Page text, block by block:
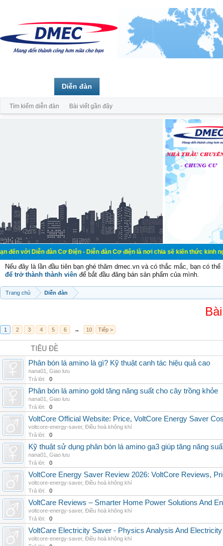
đàn Cơ Điện - Diễn đàn Cơ điện là nơi chia sẽ kiến thức kinh nghiệm
Nếu đây là lần đầu tiên bạn ghé thăm dmec.vn và có thắc mắc, bạn có
để trở thành thành viên để bắt đầu đăng bán sản phẩm của mình.
Trang chủ Diễn đàn
1 2 3 4 5 6 → 10 Tiếp >
TIÊU ĐỀ
Phân bón lá amino là gì? Kỹ thuật canh tác hiệu quả cao
nana01
Giao lưu
Trả lời:
0
Phân bón lá amino gold tăng năng suất cho cây trồng khỏe
nana01
Giao lưu
Trả lời:
0
VoltCore Official Website: Price, VoltCore Energy Saver
voltcore-energy-saver, Điều hoà không khí
Trả lời:
0
Kỹ thuật sử dụng phân bón lá amino ga3 giúp tăng năng
nana01
Giao lưu
Trả lời:
0
VoltCore Energy Saver Review 2026: VoltCore Reviews,
voltcore-energy-saver, Điều hoà không khí
Trả lời:
0
VoltCare Reviews – Smarter Home Power Solutions And
voltcore-energy-saver, Điều hoà không khí
Trả lời:
0
VoltCare Electricity Saver - Physics Analysis And
voltcore-energy-saver, Điều hoà không khí
Diễn đàn
Tìm kiếm diễn đàn Bài viết gần đây